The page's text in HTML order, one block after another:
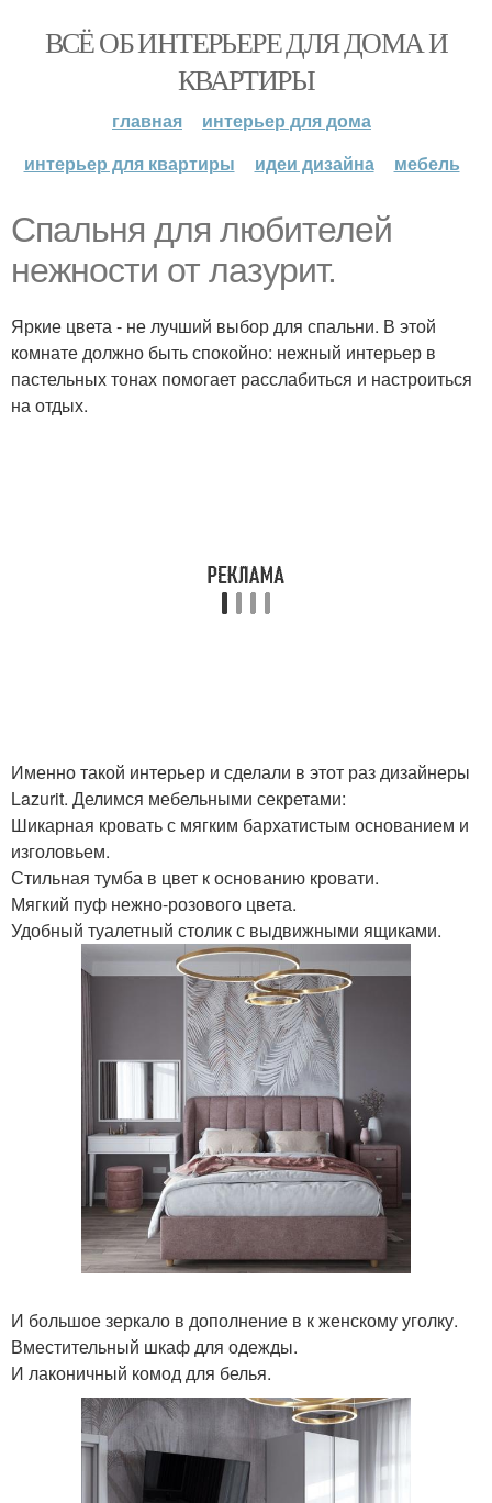
ВСЁ ОБ ИНТЕРЬЕРЕ ДЛЯ ДОМА И
КВАРТИРЫ
главная
интерьер для дома
интерьер для квартиры
идеи дизайна мебель
Спальня для любителей
нежности от лазурит.
Яркие цвета - не лучший выбор для спальни. В этой
комнате должно быть спокойно: нежный интерьер в
пастельных тонах помогает расслабиться и настроиться
на отдых.
Именно такой интерьер и сделали в этот раз дизайнеры
Lazurit. Делимся мебельными секретами:
Шикарная кровать с мягким бархатистым основанием и
изголовьем.
Стильная тумба в цвет к основанию кровати.
Мягкий пуф нежно-розового цвета.
Удобный туалетный столик с выдвижными ящиками.
И большое зеркало в дополнение в к женскому уголку.
Вместительный шкаф для одежды.
И лаконичный комод для белья.